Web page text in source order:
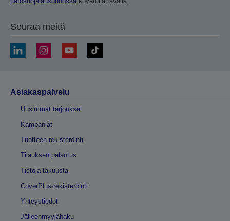
Seuraa meitä
Asiakaspalvelu
Uusimmat tarjoukset
Kampanjat
Tuotteen rekisteröinti
Tilauksen palautus
Tietoja takuusta
CoverPlus-rekisteröinti
Yhteystiedot
Jälleenmyyjähaku